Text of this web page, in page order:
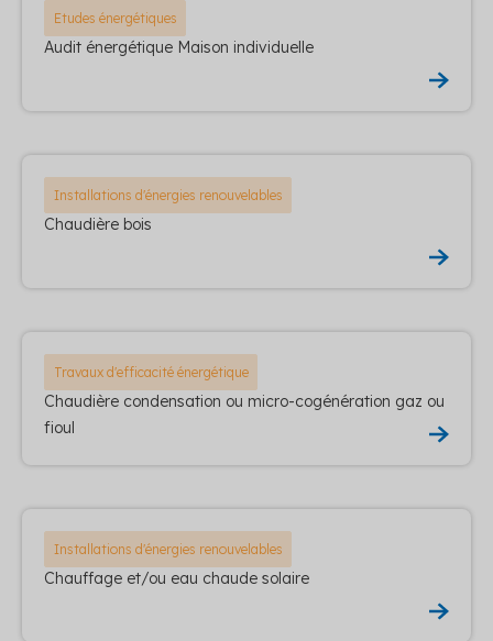
Etudes énergétiques
Audit énergétique Maison individuelle
Installations d'énergies renouvelables
Chaudière bois
Travaux d'efficacité énergétique
Chaudière condensation ou micro-cogénération gaz ou
fioul
Installations d'énergies renouvelables
Chauffage et/ou eau chaude solaire